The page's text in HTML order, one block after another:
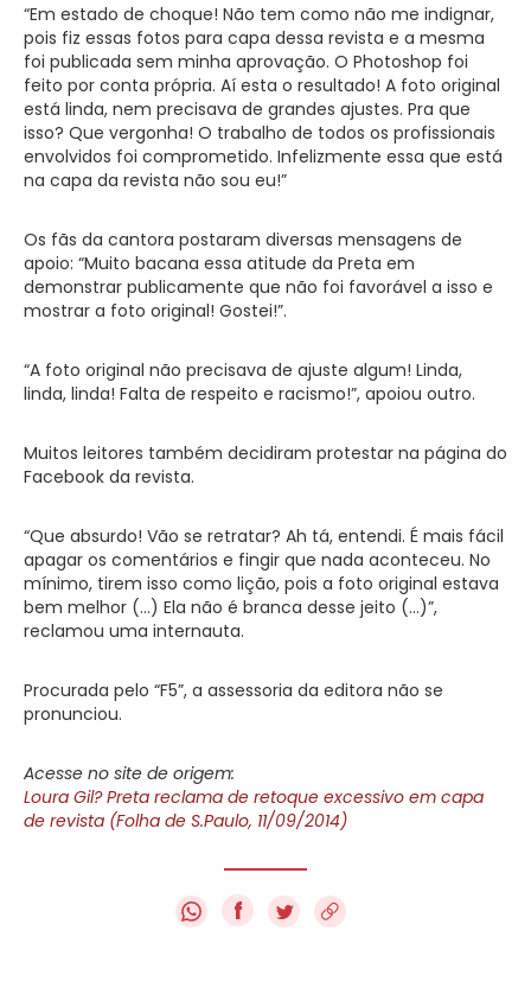
“Em estado de choque! Não tem como não me indignar,
pois fiz essas fotos para capa dessa revista e a mesma
foi publicada sem minha aprovação. O Photoshop foi
feito por conta própria. Aí esta o resultado! A foto original
está linda, nem precisava de grandes ajustes. Pra que
isso? Que vergonha! O trabalho de todos os profissionais
envolvidos foi comprometido. Infelizmente essa que está
na capa da revista não sou eu!”
Os fãs da cantora postaram diversas mensagens de
apoio: “Muito bacana essa atitude da Preta em
demonstrar publicamente que não foi favorável a isso e
mostrar a foto original! Gostei!”.
“A foto original não precisava de ajuste algum! Linda,
linda, linda! Falta de respeito e racismo!”, apoiou outro.
Muitos leitores também decidiram protestar na página do
Facebook da revista.
“Que absurdo! Vão se retratar? Ah tá, entendi. É mais fácil
apagar os comentários e fingir que nada aconteceu. No
mínimo, tirem isso como lição, pois a foto original estava
bem melhor (…) Ela não é branca desse jeito (…)”,
reclamou uma internauta.
Procurada pelo “F5”, a assessoria da editora não se
pronunciou.
Acesse no site de origem:
Loura Gil? Preta reclama de retoque excessivo em capa
de revista (Folha de S.Paulo, 11/09/2014)
f